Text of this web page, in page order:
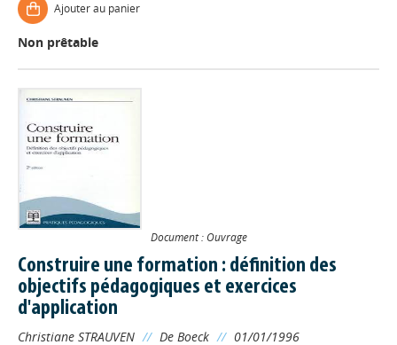
Ajouter au panier
Non prêtable
Document : Ouvrage
Construire une formation : définition des
objectifs pédagogiques et exercices
d'application
Christiane STRAUVEN // De Boeck // 01/01/1996